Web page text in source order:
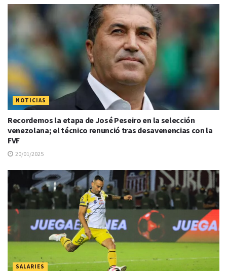
NOTICIAS
Recordemos la etapa de José Peseiro en la selección
venezolana; el técnico renunció tras desavenencias con la
FVF
20/01/2025
SALARIES